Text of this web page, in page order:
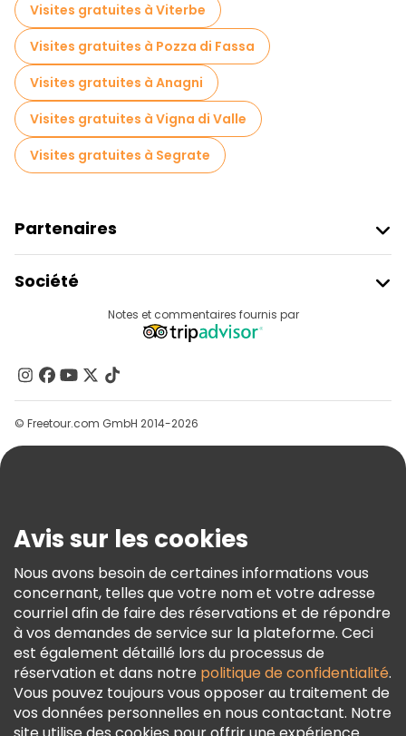
Visites gratuites à Viterbe
Visites gratuites à Pozza di Fassa
Visites gratuites à Anagni
Visites gratuites à Vigna di Valle
Visites gratuites à Segrate
Partenaires
Connexion Du Fournisseur
Programme D’affiliation
Société
Contactez-Nous
Groupes
Aide
Conditions Générales Et Mentions Légales
Politique En Matière De Cookies
Freetour Prix
Programme De Fidélité
Notes et commentaires fournis par
© Freetour.com GmbH 2014-2026
Avis sur les cookies
Nous avons besoin de certaines informations vous
concernant, telles que votre nom et votre adresse
courriel afin de faire des réservations et de répondre
à vos demandes de service sur la plateforme. Ceci
est également détaillé lors du processus de
réservation et dans notre politique de confidentialité.
Vous pouvez toujours vous opposer au traitement de
vos données personnelles en nous contactant. Notre